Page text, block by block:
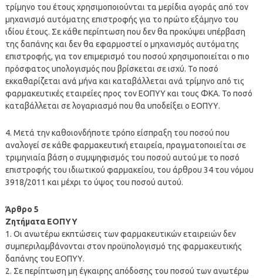
τρίμηνο του έτους χρησιμοποιούνται τα μερίδια αγοράς από τον
μηχανισμό αυτόματης επιστροφής για το πρώτο εξάμηνο του
ιδίου έτους. Σε κάθε περίπτωση που δεν θα προκύψει υπέρβαση
της δαπάνης και δεν θα εφαρμοστεί ο μηχανισμός αυτόματης
επιστροφής, για τον επιμερισμό του ποσού χρησιμοποιείται ο πιο
πρόσφατος υπολογισμός που βρίσκεται σε ισχύ. Το ποσό
εκκαθαρίζεται ανά μήνα και καταβάλλεται ανά τρίμηνο από τις
φαρμακευτικές εταιρείες προς τον ΕΟΠΥΥ και τους ΦΚΑ. Το ποσό
καταβάλλεται σε λογαριασμό που θα υποδείξει ο ΕΟΠΥΥ.
4. Μετά την καθοιονδήποτε τρόπο είσπραξη του ποσού που
αναλογεί σε κάθε φαρμακευτική εταιρεία, πραγματοποιείται σε
τριμηνιαία βάση ο συμψηφισμός του ποσού αυτού με το ποσό
επιστροφής του ιδιωτικού φαρμακείου, του άρθρου 34 του νόμου
3918/2011 και μέχρι το ύψος του ποσού αυτού.
Άρθρο 5
Ζητήματα ΕΟΠΥΥ
1. Οι ανωτέρω εκπτώσεις των φαρμακευτικών εταιρειών δεν
συμπεριλαμβάνονται στον προϋπολογισμό της φαρμακευτικής
δαπάνης του ΕΟΠΥΥ.
2. Σε περίπτωση μη έγκαιρης απόδοσης του ποσού των ανωτέρω